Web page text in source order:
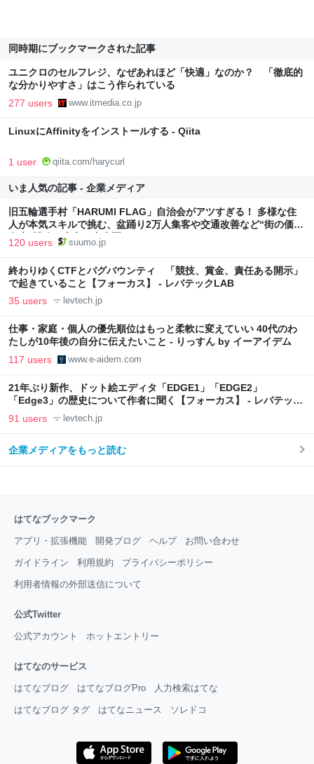
同時期にブックマークされた記事
ユニクロのセルフレジ、なぜあれほど「快適」なのか？ 「徹底的
な分かりやすさ」はこう作られている
277 users www.itmedia.co.jp
LinuxにAffinityをインストールする - Qiita
1 user qiita.com/harycurl
いま人気の記事 - 企業メディア
旧五輪選手村「HARUMI FLAG」自治会がアツすぎる！ 多様な住
人が本気スキルで挑む、盆踊り2万人集客や交通改善など“街の価値
向上”戦略 東京・中央区
120 users suumo.jp
終わりゆくCTFとバグバウンティ 「競技、賞金、責任ある開示」
で起きていること【フォーカス】 - レバテックLAB
35 users levtech.jp
仕事・家庭・個人の優先順位はもっと柔軟に変えていい 40代のわ
たしが10年後の自分に伝えたいこと - りっすん by イーアイデム
117 users www.e-aidem.com
21年ぶり新作、ドット絵エディタ「EDGE1」「EDGE2」
「Edge3」の歴史について作者に聞く【フォーカス】 - レバテック
LAB
91 users levtech.jp
企業メディアをもっと読む
はてなブックマーク
アプリ・拡張機能 開発ブログ ヘルプ お問い合わせ
ガイドライン 利用規約 プライバシーポリシー
利用者情報の外部送信について
公式Twitter
公式アカウント ホットエントリー
はてなのサービス
はてなブログ はてなブログPro 人力検索はてな
はてなブログ タグ はてなニュース ソレドコ